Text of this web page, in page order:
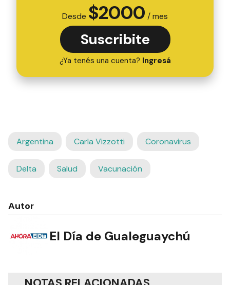
Desde $2000 / mes
Suscribite
¿Ya tenés una cuenta? Ingresá
Argentina Carla Vizzotti Coronavirus
Delta Salud Vacunación
Autor
El Día de Gualeguaychú